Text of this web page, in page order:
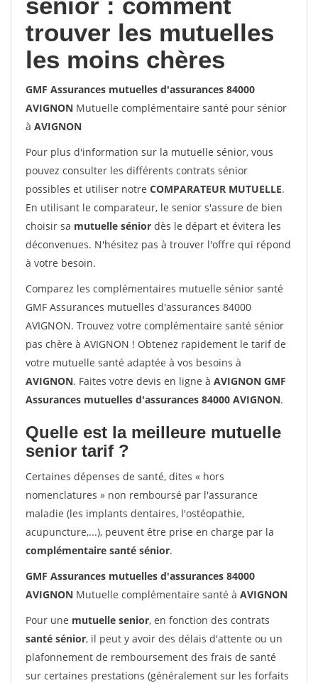
trouver les mutuelles
les moins chères
GMF Assurances mutuelles d'assurances 84000
AVIGNON Mutuelle complémentaire santé pour sénior
à AVIGNON
Pour plus d'information sur la mutuelle sénior, vous
pouvez consulter les différents contrats sénior
possibles et utiliser notre COMPARATEUR MUTUELLE.
En utilisant le comparateur, le senior s'assure de bien
choisir sa mutuelle sénior dès le départ et évitera les
déconvenues. N'hésitez pas à trouver l'offre qui répond
à votre besoin.
Comparez les complémentaires mutuelle sénior santé
GMF Assurances mutuelles d'assurances 84000
AVIGNON. Trouvez votre complémentaire santé sénior
pas chère à AVIGNON ! Obtenez rapidement le tarif de
votre mutuelle santé adaptée à vos besoins à
AVIGNON. Faites votre devis en ligne à AVIGNON GMF
Assurances mutuelles d'assurances 84000 AVIGNON.
Quelle est la meilleure mutuelle
senior tarif ?
Certaines dépenses de santé, dites « hors
nomenclatures » non remboursé par l'assurance
maladie (les implants dentaires, l'ostéopathie,
acupuncture,...), peuvent être prise en charge par la
complémentaire santé sénior.
GMF Assurances mutuelles d'assurances 84000
AVIGNON Mutuelle complémentaire santé à AVIGNON
Pour une mutuelle senior, en fonction des contrats
santé sénior, il peut y avoir des délais d'attente ou un
plafonnement de remboursement des frais de santé
sur certaines prestations (généralement sur les forfaits